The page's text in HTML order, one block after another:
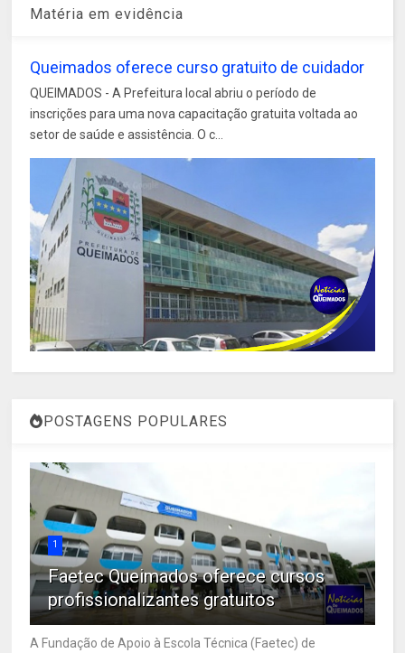
Matéria em evidência
Queimados oferece curso gratuito de cuidador
QUEIMADOS - A Prefeitura local abriu o período de
inscrições para uma nova capacitação gratuita voltada ao
setor de saúde e assistência. O c...
POSTAGENS POPULARES
1
Faetec Queimados oferece cursos
profissionalizantes gratuitos
A Fundação de Apoio à Escola Técnica (Faetec) de